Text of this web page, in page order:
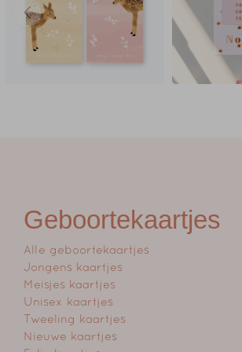
Geboortekaartjes
Alle geboortekaartjes
Jongens kaartjes
Meisjes kaartjes
Unisex kaartjes
Tweeling kaartjes
Nieuwe kaartjes